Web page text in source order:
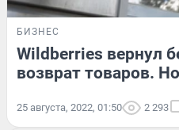
БИЗНЕС
Wildberries вернул
возврат товаров.
25 августа, 2022, 01:50 2 293